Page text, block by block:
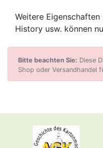
Weitere
History usw. können
Bitte beachten Sie: Diese
Shop oder Versandhandel